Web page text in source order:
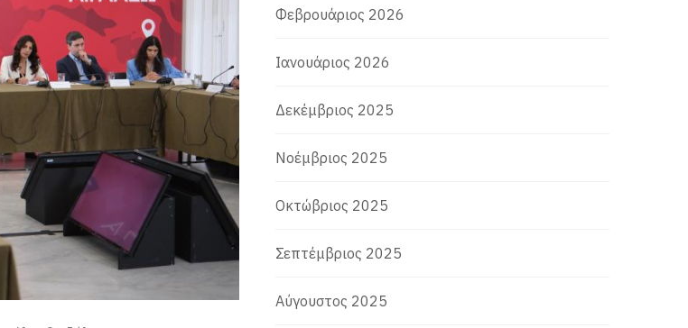
Φεβρουάριος 2026
Ιανουάριος 2026
Δεκέμβριος 2025
Νοέμβριος 2025
Οκτώβριος 2025
Σεπτέμβριος 2025
Αύγουστος 2025